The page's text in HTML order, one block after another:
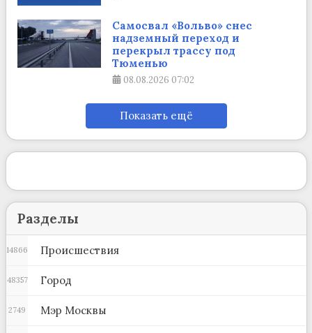
Самосвал «Вольво» снес
надземный переход и
перекрыл трассу под
Тюменью
08.08.2026 07:02
Показать ещё
Разделы
Происшествия
14866
Город
48357
Мэр Москвы
2749